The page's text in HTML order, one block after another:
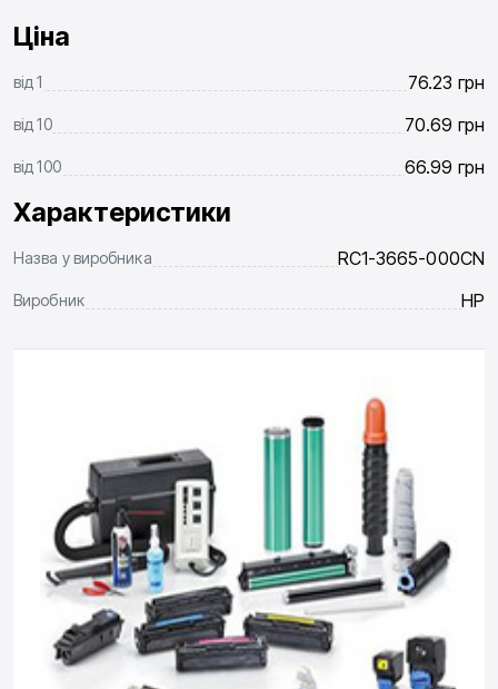
Ціна
від1 76.23 грн
від10 70.69 грн
від100 66.99 грн
Характеристики
Назва у виробника RC1-3665-000CN
Виробник HP